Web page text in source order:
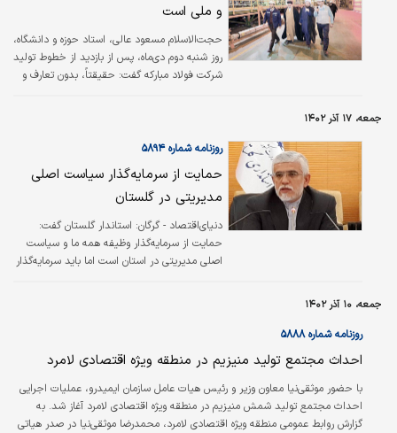
و ملی است
حجت‌الاسلام مسعود عالی، استاد حوزه و دانشگاه،
روز شنبه دوم دی‌ماه، پس از بازدید از خطوط تولید
شرکت فولاد مبارکه گفت: حقیقتاً، بدون تعارف و
است.
جمعه، ۱۷ آذر ۱۴۰۲
روزنامه شماره ۵۸۹۴
حمایت از سرمایه‌گذار سیاست اصلی
مدیریتی در گلستان
دنیای‌اقتصاد - گرگان: استاندار گلستان گفت:
حمایت از سرمایه‌گذار وظیفه همه ما و سیاست
اصلی مدیریتی در استان است اما باید سرمایه‌گذار
سرمایه‌گذاری باید در مسیر توسعه استان و در
راستای اهداف و سیاست‌‌‌های تعریف‌شده باشد.
علی‌محمد زنگانه گفت: اولویت اعطای تسهیلات به
طرح‌‌‌هایی است که در راستای زنجیره ارزش و…
جمعه، ۱۰ آذر ۱۴۰۲
روزنامه شماره ۵۸۸۸
احداث مجتمع تولید منیزیم در منطقه ویژه اقتصادی لامرد
با حضور موثقی‌نیا معاون وزیر و رئیس هیات عامل سازمان ایمیدرو، عملیات اجرایی
احداث مجتمع تولید شمش منیزیم در منطقه ویژه اقتصادی لامرد آغاز شد. به
گزارش روابط عمومی منطقه ویژه اقتصادی لامرد، محمدرضا موثقی‌نیا در صدر هیاتی